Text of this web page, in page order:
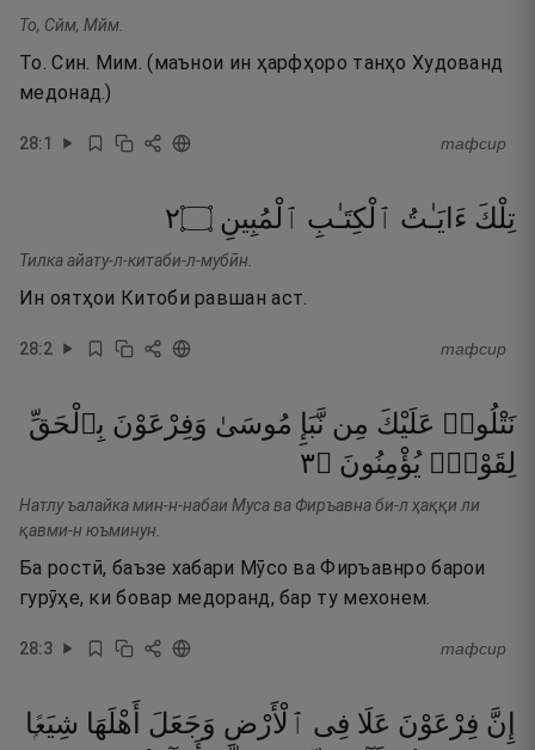
То, Сйм, Мйм.
То. Син. Мим. (маънои ин ҳарфҳоро танҳо Худованд
медонад.)
28:1 тафсир
تِلْكَ ءَايَـٰتُ ٱلْكِتَـٰبِ ٱلْمُبِينِ ۝٢
Тилка айату-л-китаби-л-мубӣн.
Ин оятҳои Китоби равшан аст.
28:2 тафсир
نَتْلُوا۟ عَلَيْكَ مِن نَّبَإِ مُوسَىٰ وَفِرْعَوْنَ بِٱلْحَقِّ
لِقَوْمٍۢ يُؤْمِنُونَ ۝٣
Натлу ъалайка мин-н-набаи Муса ва Фиръавна би-л ҳаққи ли
қавми-н юъминун.
Ба ростӣ, баъзе хабари Мӯсо ва Фиръавнро барои
гурӯҳе, ки бовар медоранд, бар ту мехонем.
28:3 тафсир
إِنَّ فِرْعَوْنَ عَلَا فِى ٱلْأَرْضِ وَجَعَلَ أَهْلَهَا شِيَعًۭا